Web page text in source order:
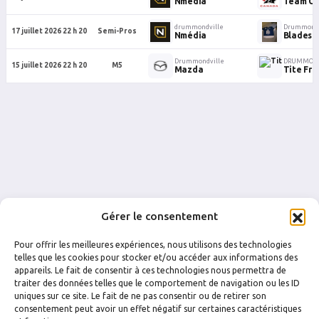
Gérer le consentement
Pour offrir les meilleures expériences, nous utilisons des technologies
telles que les cookies pour stocker et/ou accéder aux informations des
appareils. Le fait de consentir à ces technologies nous permettra de
traiter des données telles que le comportement de navigation ou les ID
uniques sur ce site. Le fait de ne pas consentir ou de retirer son
consentement peut avoir un effet négatif sur certaines caractéristiques
17 juillet 2026 22 h 20 Semi-Pros
drummondville
Nmédia Blades
15 juillet 2026 22 h 20 M5
Drummondville
Mazda Tite
FACEBOOK INSTAGRAM